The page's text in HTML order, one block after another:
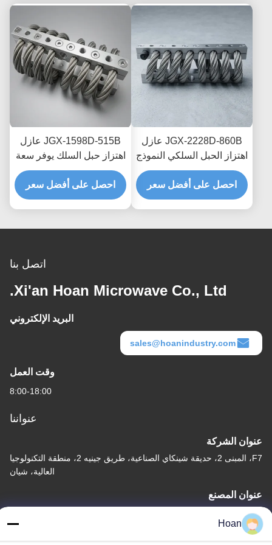
JGX-2228D-860B عازل
اهتزاز الحبل السلكي النموذج
السريع التجميع السريع
صمام الصدمة القابل
للتخصيص
احصل على أفضل سعر
JGX-1598D-515B عازل
اهتزاز حبل السلك يوفر سعة
تحميل قابلة للتطوير وعزل
الضوضاء المنقولة بالهيكل
احصل على أفضل سعر
اتصل بنا
Xi'an Hoan Microwave Co., Ltd.
البريد الإلكتروني
sales@hoanindustry.com
وقت العمل
8:00-18:00
عنواننا
عنوان الشركة
F7، المبنى 2، حديقة شينكاي الصناعية، طريق جينيه 2، منطقة التكنولوجيا
العالية، شيان
عنوان المصنع
العالية، شيان
Hoan